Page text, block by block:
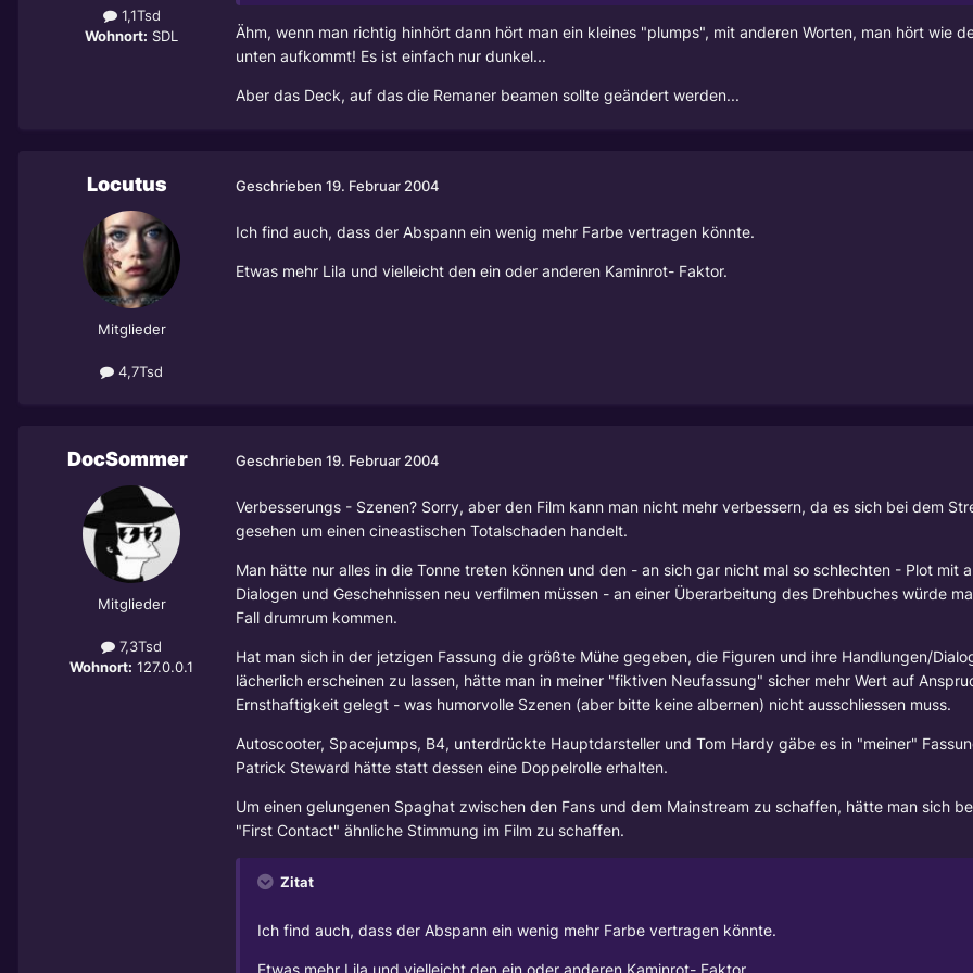
1,1Tsd
Wohnort: SDL
Ähm, wenn man richtig hinhört dann hört man ein kleines "plumps", mit anderen Worten, man hört wie
unten aufkommt! Es ist einfach nur dunkel...
Aber das Deck, auf das die Remaner beamen sollte geändert werden...
Locutus
Mitglieder
4,7Tsd
Geschrieben 19. Februar 2004
Ich find auch, dass der Abspann ein wenig mehr Farbe vertragen könnte.
Etwas mehr Lila und vielleicht den ein oder anderen Kaminrot- Faktor.
DocSommer
Mitglieder
7,3Tsd
Wohnort: 127.0.0.1
Geschrieben 19. Februar 2004
Verbesserungs - Szenen? Sorry, aber den Film kann man nicht mehr verbessern, da es sich bei dem
gesehen um einen cineastischen Totalschaden handelt.
Man hätte nur alles in die Tonne treten können und den - an sich gar nicht mal so schlechten - Plot mit
Dialogen und Geschehnissen neu verfilmen müssen - an einer Überarbeitung des Drehbuches würde
Fall drumrum kommen.
Hat man sich in der jetzigen Fassung die größte Mühe gegeben, die Figuren und ihre Handlungen/
lächerlich erscheinen zu lassen, hätte man in meiner "fiktiven Neufassung" sicher mehr Wert auf
Ernsthaftigkeit gelegt - was humorvolle Szenen (aber bitte keine albernen) nicht ausschliessen muss.
Autoscooter, Spacejumps, B4, unterdrückte Hauptdarsteller und Tom Hardy gäbe es in "meiner"
Patrick Steward hätte statt dessen eine Doppelrolle erhalten.
Um einen gelungenen Spaghat zwischen den Fans und dem Mainstream zu schaffen, hätte man sich
"First Contact" ähnliche Stimmung im Film zu schaffen.
Zitat
Ich find auch, dass der Abspann ein wenig mehr Farbe vertragen könnte.